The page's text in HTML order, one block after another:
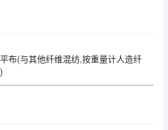
布(与其他纤维混纺,按重量计人造纤